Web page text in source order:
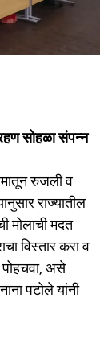
सोहळा संपन्न
रुजली व
राज्यातील
मोलाची मदत
विस्तार करा व
पोहचवा, असे
पटोले यांनी